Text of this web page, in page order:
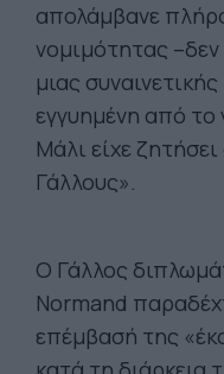
απολάμβανε
νομιμότητας –δεν
μιας
εγγυημένη από το
Μάλι είχε
Γάλλους».
Ο Γάλλος
Normand
επέμβασή της